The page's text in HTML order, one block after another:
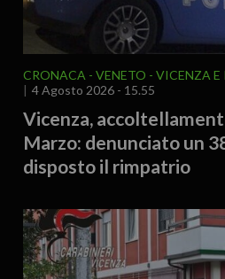
CRONACA VENETO
VICENZA
4 Agosto 2026 - 15.55
Vicenza,
Marzo: denunciato un
disposto il rimpatrio